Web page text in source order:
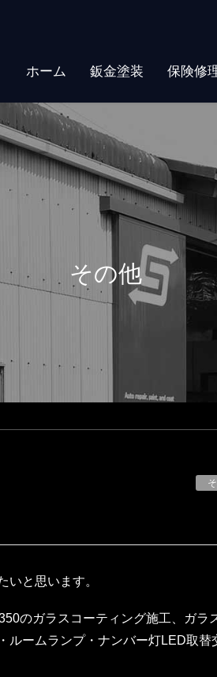
ホーム 鈑金塗装 保険修
その他
いと思います。
のガラスコーティング施工、ガラ
ルームランプ・ナンバー灯LED取替